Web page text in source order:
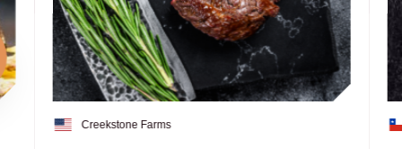
Creekstone Farms